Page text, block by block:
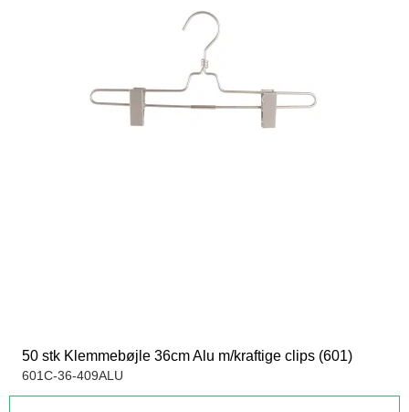
50 stk Klemmebøjle 36cm Alu m/kraftige clips (601)
601C-36-409ALU